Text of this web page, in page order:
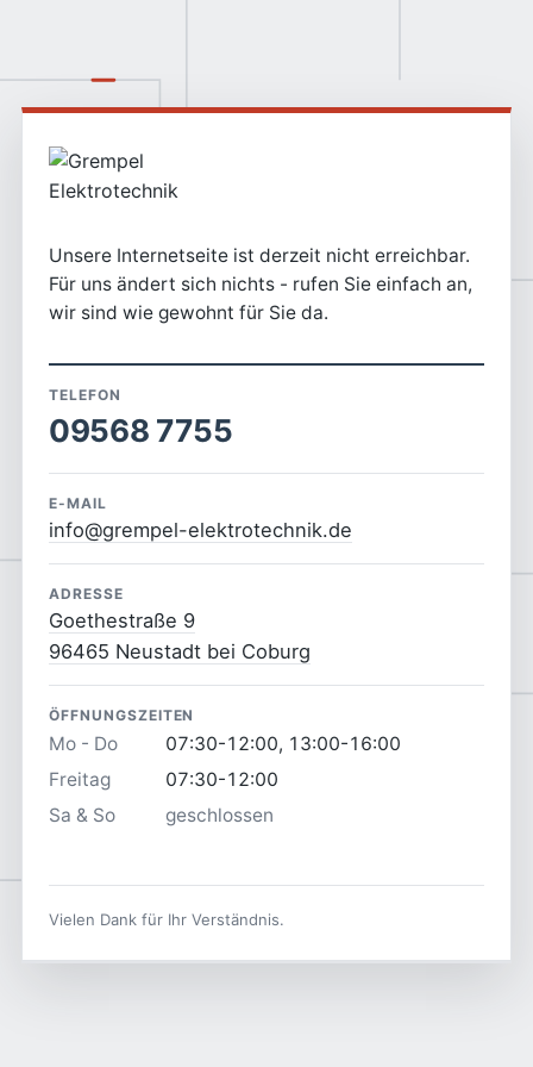
Unsere Internetseite ist derzeit nicht erreichbar.
Für uns ändert sich nichts - rufen Sie einfach an,
wir sind wie gewohnt für Sie da.
TELEFON
09568 7755
E-MAIL
info@grempel-elektrotechnik.de
ADRESSE
Goethestraße 9
96465 Neustadt bei Coburg
ÖFFNUNGSZEITEN
Mo - Do
07:30-12:00, 13:00-16:00
Freitag
07:30-12:00
Sa & So
geschlossen
Vielen Dank für Ihr Verständnis.